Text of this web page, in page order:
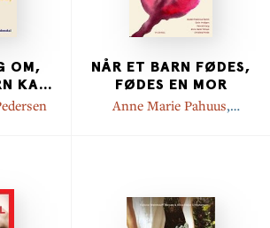
OM,
KA...
NÅR ET BARN FØDES,
FØDES EN MOR
Anne Marie Pahuus,